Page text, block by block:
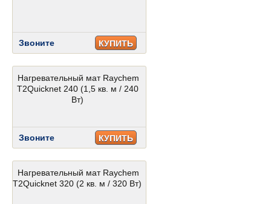
Звоните КУПИТЬ
Нагревательный мат Raychem
T2Quicknet 240 (1,5 кв. м / 240
Вт)
Звоните КУПИТЬ
Нагревательный мат Raychem
T2Quicknet 320 (2 кв. м / 320 Вт)